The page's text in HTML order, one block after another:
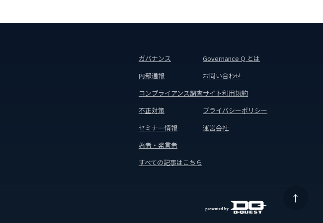
↑
ガバナンス
内部通報
コンプライアンス調査
不正対策
セミナー情報
著者・発言者
すべての記事はこちら
Governance Q とは
お問い合わせ
サイト利用規約
プライバシーポリシー
運営会社